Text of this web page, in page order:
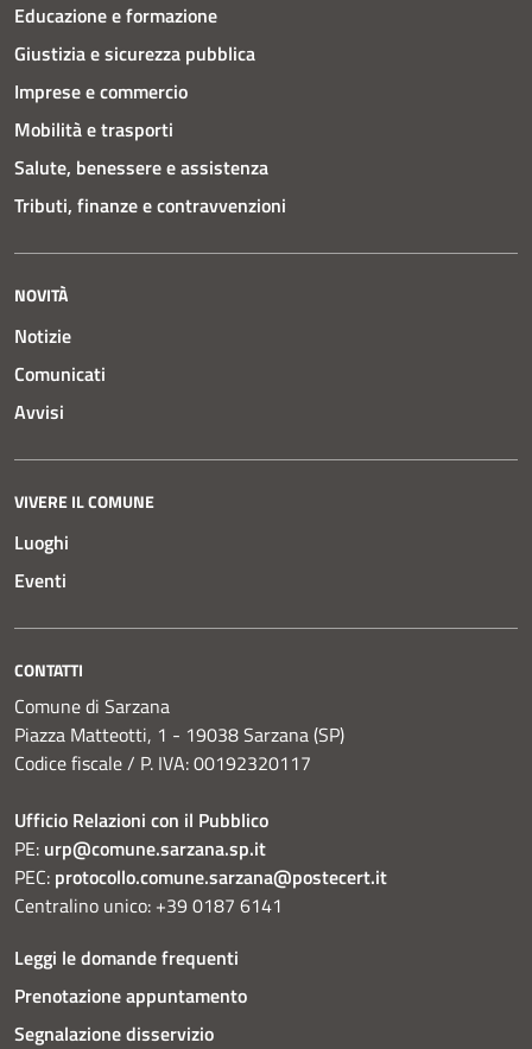
Educazione e formazione
Giustizia e sicurezza pubblica
Imprese e commercio
Mobilità e trasporti
Salute, benessere e assistenza
Tributi, finanze e contravvenzioni
NOVITÀ
Notizie
Comunicati
Avvisi
VIVERE IL COMUNE
Luoghi
Eventi
CONTATTI
Comune di Sarzana
Piazza Matteotti, 1 - 19038 Sarzana (SP)
Codice fiscale / P. IVA: 00192320117
Ufficio Relazioni con il Pubblico
PE: urp@comune.sarzana.sp.it
PEC: protocollo.comune.sarzana@postecert.it
Centralino unico: +39 0187 6141
Leggi le domande frequenti
Prenotazione appuntamento
Segnalazione disservizio